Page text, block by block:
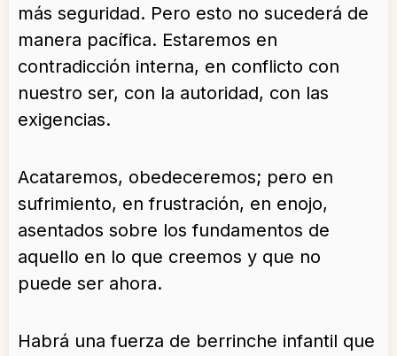
más seguridad. Pero esto no sucederá de
manera pacífica. Estaremos en
contradicción interna, en conflicto con
nuestro ser, con la autoridad, con las
exigencias.
Acataremos, obedeceremos; pero en
sufrimiento, en frustración, en enojo,
asentados sobre los fundamentos de
aquello en lo que creemos y que no
puede ser ahora.
Habrá una fuerza de berrinche infantil que